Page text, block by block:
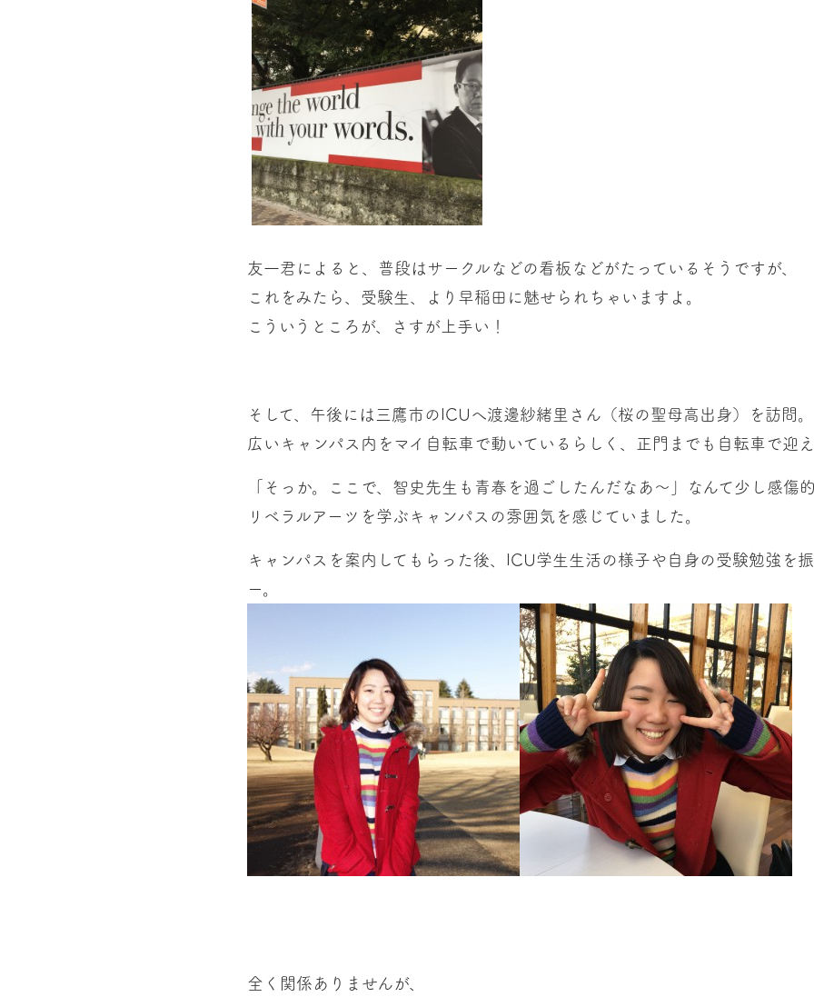
友一君によると、普段はサークルなどの看板などがたっているそうですが、
これをみたら、受験生、より早稲田に魅せられちゃいますよ。
こういうところが、さすが上手い！
そして、午後には三鷹市のICUへ渡邊紗緒里さん（桜の聖母高出身）を訪問。
広いキャンパス内をマイ自転車で動いているらしく、正門までも自転車で迎
「そっか。ここで、智史先生も青春を過ごしたんだなあ〜」なんて少し感傷
リベラルアーツを学ぶキャンパスの雰囲気を感じていました。
キャンパスを案内してもらった後、ICU学生生活の様子や自身の受験勉強を
ー。
全く関係ありませんが、